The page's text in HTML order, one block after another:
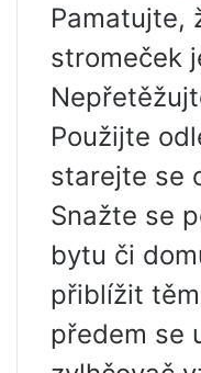
Pamatujte,
stromeček
Použijte
starejte se
Snažte se
bytu či
přiblížit
předem se